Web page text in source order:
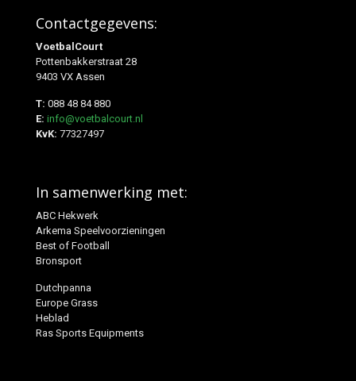
Contactgegevens:
VoetbalCourt
Pottenbakkerstraat 28
9403 VX Assen
T: 088 48 84 880
E: info@voetbalcourt.nl
KvK: 77327497
In samenwerking met:
ABC Hekwerk
Arkema Speelvoorzieningen
Best of Football
Bronsport
Dutchpanna
Europe Grass
Heblad
Ras Sports Equipments